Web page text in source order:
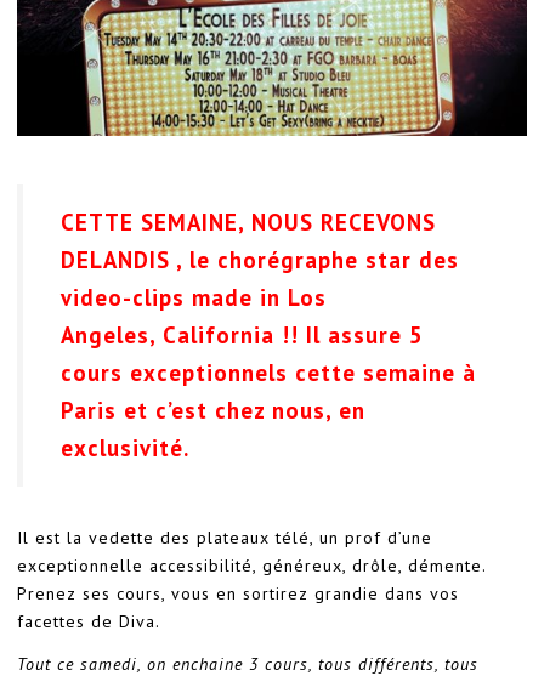
CETTE SEMAINE, NOUS RECEVONS
DELANDIS , le chorégraphe star des
video-clips made in Los
Angeles, California !! Il assure 5
cours exceptionnels cette semaine à
Paris et c’est chez nous, en
exclusivité.
Il est la vedette des plateaux télé, un prof d’une
exceptionnelle accessibilité, généreux, drôle, démente.
Prenez ses cours, vous en sortirez grandie dans vos
facettes de Diva.
Tout ce samedi, on enchaine 3 cours, tous différents, tous